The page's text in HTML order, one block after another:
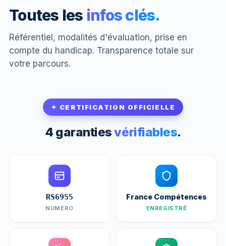
Toutes les infos clés.
Référentiel, modalités d'évaluation, prise en
compte du handicap. Transparence totale sur
votre parcours.
✦ CERTIFICATION OFFICIELLE
4 garantiesvérifiables.
RS6955
NUMÉRO
France Compétences
ENREGISTRÉ